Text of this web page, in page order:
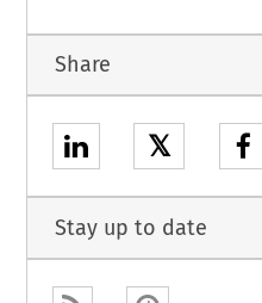
Share
𝕏
Stay up to date